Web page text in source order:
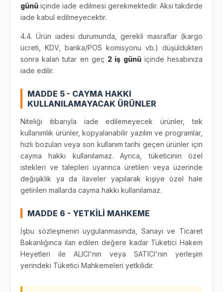
günü içinde iade edilmesi gerekmektedir. Aksi takdirde
iade kabul edilmeyecektir.
4.4. Ürün iadesi durumunda, gerekli masraflar (kargo
ücreti, KDV, banka/POS komisyonu vb.) düşüldükten
sonra kalan tutar en geç 2 iş günüiçinde hesabınıza
iade edilir.
MADDE 5 - CAYMA HAKKI
KULLANILAMAYACAK ÜRÜNLER
Niteliği itibarıyla iade edilemeyecek ürünler, tek
kullanımlık ürünler, kopyalanabilir yazılım ve programlar,
hızlı bozulan veya son kullanım tarihi geçen ürünler için
cayma hakkı kullanılamaz. Ayrıca, tüketicinin özel
istekleri ve talepleri uyarınca üretilen veya üzerinde
değişiklik ya da ilaveler yapılarak kişiye özel hale
getirilen mallarda cayma hakkı kullanılamaz.
MADDE 6 - YETKİLİ MAHKEME
İşbu sözleşmenin uygulanmasında, Sanayi ve Ticaret
Bakanlığınca ilan edilen değere kadar Tüketici Hakem
Heyetleri ile ALICI'nın veya SATICI'nın yerleşim
yerindeki Tüketici Mahkemeleri yetkilidir.